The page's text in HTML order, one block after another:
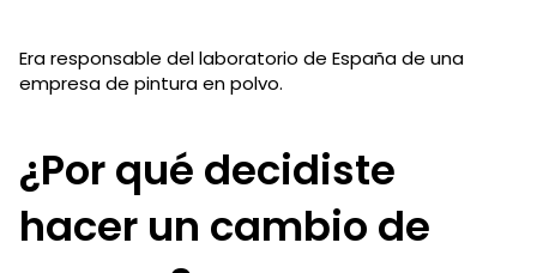
Era responsable del laboratorio de España de una
empresa de pintura en polvo.
¿Por qué decidiste
hacer un cambio de